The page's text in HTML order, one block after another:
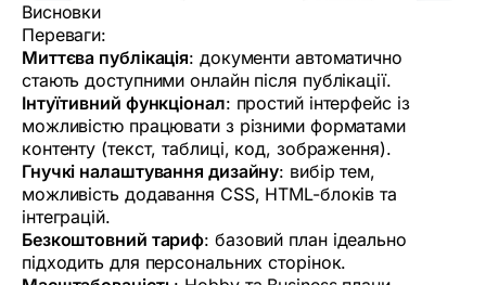
Висновки
Переваги:
Миттєва публікація: документи автоматично
стають доступними онлайн після публікації.
Інтуїтивний функціонал: простий інтерфейс із
можливістю працювати з різними форматами
контенту (текст, таблиці, код, зображення).
Гнучкі налаштування дизайну: вибір тем,
можливість додавання CSS, HTML-блоків та
інтеграцій.
Безкоштовний тариф: базовий план ідеально
підходить для персональних сторінок.